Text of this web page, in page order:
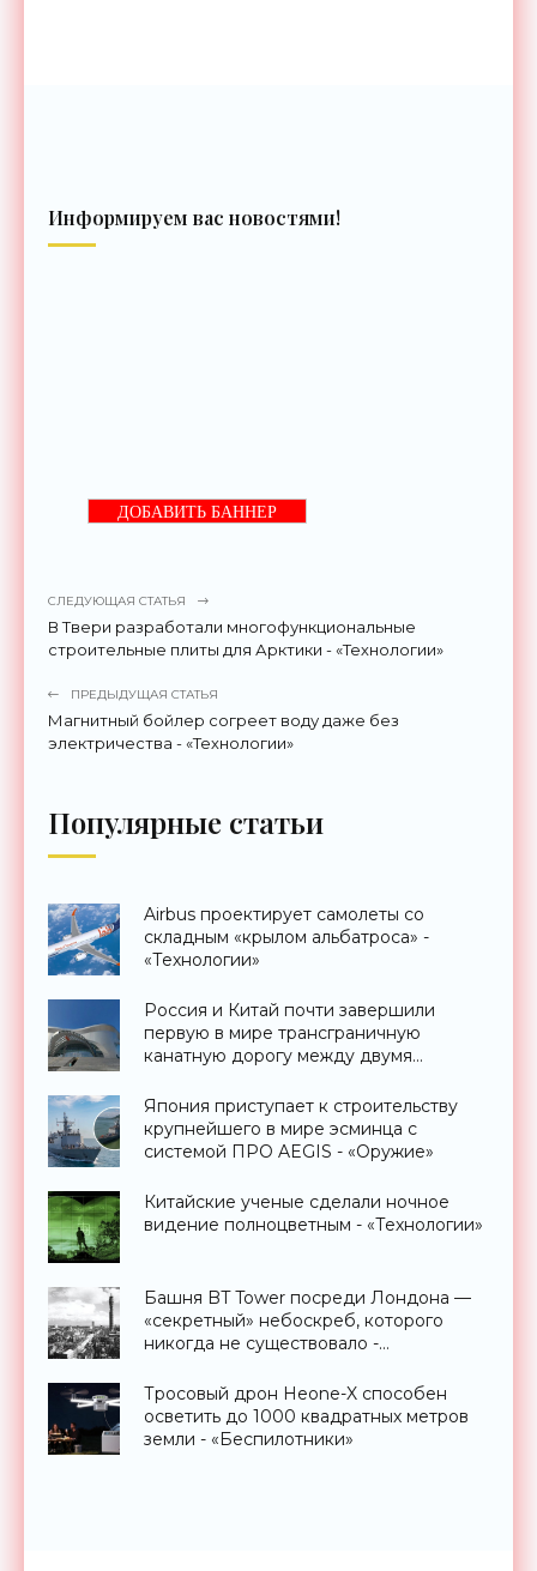
Информируем вас новостями!
ДОБАВИТЬ БАННЕР
СЛЕДУЮЩАЯ СТАТЬЯ
В Твери разработали многофункциональные
строительные плиты для Арктики - «Технологии»
ПРЕДЫДУЩАЯ СТАТЬЯ
Магнитный бойлер согреет воду даже без
электричества - «Технологии»
Популярные статьи
Airbus проектирует самолеты со
складным «крылом альбатроса» -
«Технологии»
Россия и Китай почти завершили
первую в мире трансграничную
канатную дорогу между двумя
Япония приступает к строительству
крупнейшего в мире эсминца с
системой ПРО AEGIS - «Оружие»
Китайские ученые сделали ночное
видение полноцветным - «Технологии»
Башня BT Tower посреди Лондона —
«секретный» небоскреб, которого
никогда не существовало -
Тросовый дрон Heone-X способен
осветить до 1000 квадратных метров
земли - «Беспилотники»